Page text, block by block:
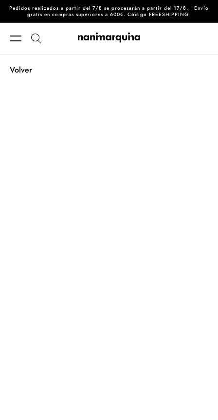
Ir directamente al contenido
Pedidos realizados a partir del 7/8 se procesarán a partir del 17/8. | Envío
gratis en compras superiores a 600€. Código FREESHIPPING
Volver